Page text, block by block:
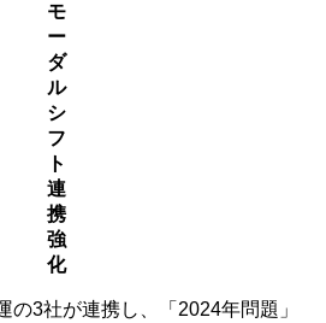
モ
ー
ダ
ル
シ
フ
ト
連
携
強
化
の3社が連携し、「2024年問題」